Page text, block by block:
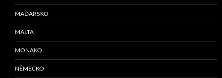
MAĎARSKO
MALTA
MONAKO
NĚMECKO